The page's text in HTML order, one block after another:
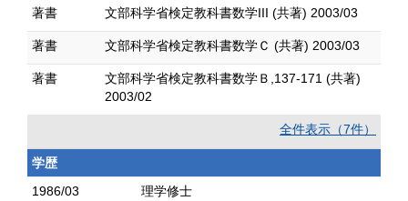
著書 文部科学省検定教科書数学III (共著) 2003/03
著書 文部科学省検定教科書数学Ｃ (共著) 2003/03
著書
文部科学省検定教科書数学Ｂ,137-171 (共著)
2003/02
全件表示（7件）
学歴
1986/03
理学修士